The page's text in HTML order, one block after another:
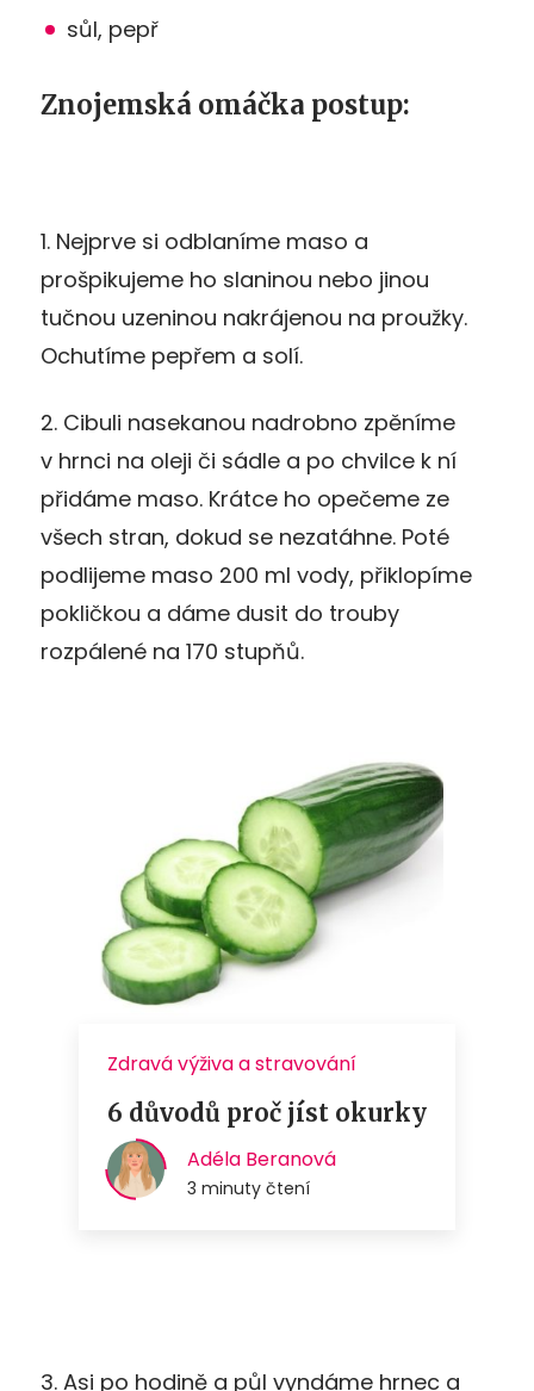
sůl, pepř
Znojemská omáčka postup:
1. Nejprve si odblaníme maso a
prošpikujeme ho slaninou nebo jinou
tučnou uzeninou nakrájenou na proužky.
Ochutíme pepřem a solí.
2. Cibuli nasekanou nadrobno zpěníme
v hrnci na oleji či sádle a po chvilce k ní
přidáme maso. Krátce ho opečeme ze
všech stran, dokud se nezatáhne. Poté
podlijeme maso 200 ml vody, přiklopíme
pokličkou a dáme dusit do trouby
rozpálené na 170 stupňů.
3. Asi po hodině a půl vyndáme hrnec a